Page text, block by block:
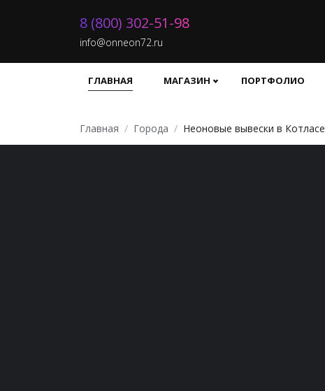
8 (800) 302-51-98
info@onneon72.ru
ГЛАВНАЯ МАГАЗИН ПОРТФОЛИО
Главная Города Неоновые вывески в Котласе